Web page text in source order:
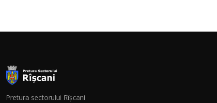
Pretura sectorului Rîșcani